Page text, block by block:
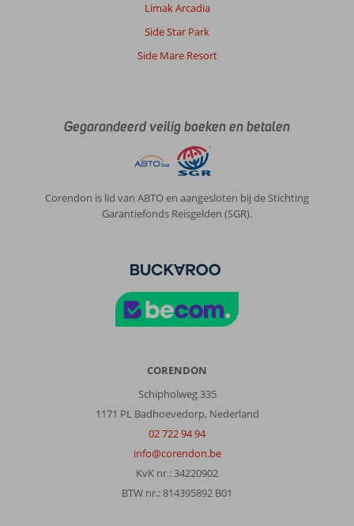
Limak Arcadia
Side Star Park
Side Mare Resort
Gegarandeerd veilig boeken en betalen
Corendon is lid van ABTO en aangesloten bij de Stichting
Garantiefonds Reisgelden (SGR).
CORENDON
Schipholweg 335
1171 PL Badhoevedorp, Nederland
02 722 94 94
info@corendon.be
KvK nr.: 34220902
BTW nr.: 814395892 B01